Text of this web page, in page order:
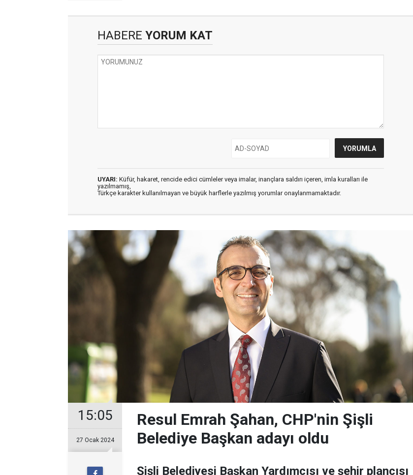
HABERE YORUM KAT
UYARI: Küfür, hakaret, rencide edici cümleler veya imalar, inançlara saldırı içeren, imla kuralları ile
yazılmamış,
Türkçe karakter kullanılmayan ve büyük harflerle yazılmış yorumlar onaylanmamaktadır.
15:05
27 Ocak 2024
Resul Emrah Şahan, CHP'nin Şişli
Belediye Başkan adayı oldu
Şişli Belediyesi Başkan Yardımcısı ve şehir plancısı